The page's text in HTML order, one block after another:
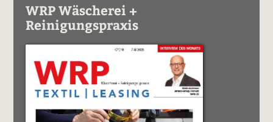
WRP Wäscherei +
Reinigungspraxis